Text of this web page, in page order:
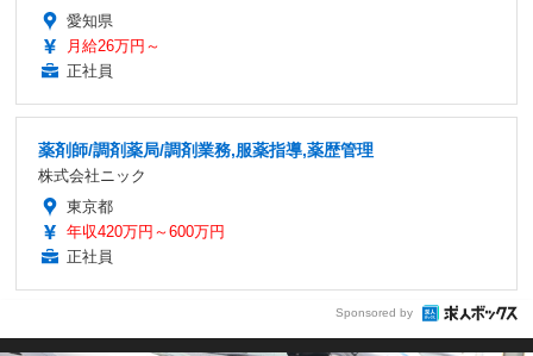
愛知県
月給26万円～
正社員
薬剤師/調剤薬局/調剤業務,服薬指導,薬歴管理
株式会社ニック
東京都
年収420万円～600万円
正社員
Sponsored by